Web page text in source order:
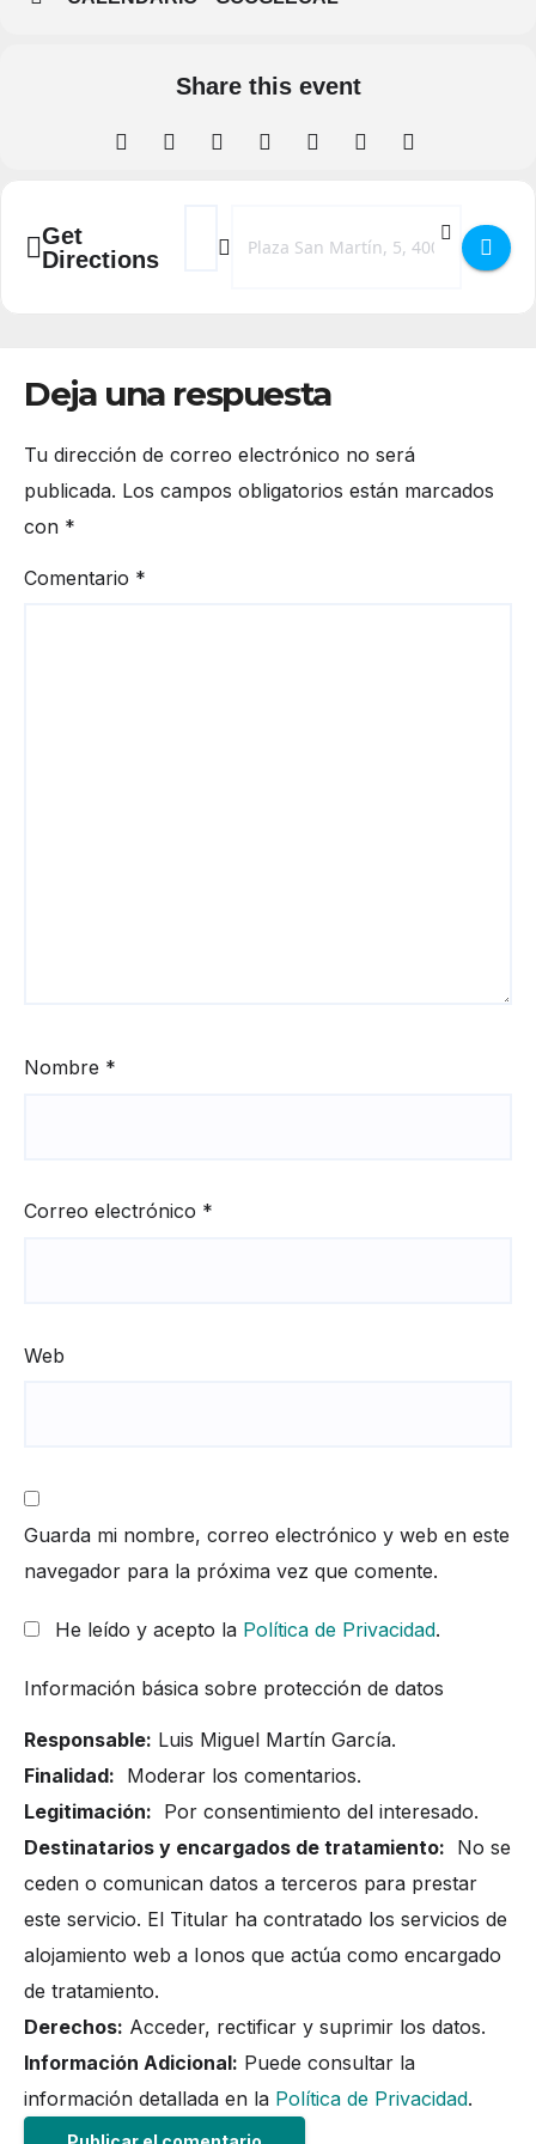
Share this event
Get
Directions
Address - Conferencia: LOS TAPICES EN
Destination Address - Conferencia:
Deja una respuesta
Tu dirección de correo electrónico no será
publicada. Los campos obligatorios están marcados
con *
Comentario *
Nombre *
Correo electrónico *
Web
Guarda mi nombre, correo electrónico y web en este
navegador para la próxima vez que comente.
He leído y acepto la Política de Privacidad.
Información básica sobre protección de datos
Responsable: Luis Miguel Martín García.
Finalidad: Moderar los comentarios.
Legitimación: Por consentimiento del interesado.
Destinatarios y encargados de tratamiento: No se
ceden o comunican datos a terceros para prestar
este servicio. El Titular ha contratado los servicios de
alojamiento web a Ionos que actúa como encargado
de tratamiento.
Derechos: Acceder, rectificar y suprimir los datos.
Información Adicional: Puede consultar la
información detallada en la Política de Privacidad.